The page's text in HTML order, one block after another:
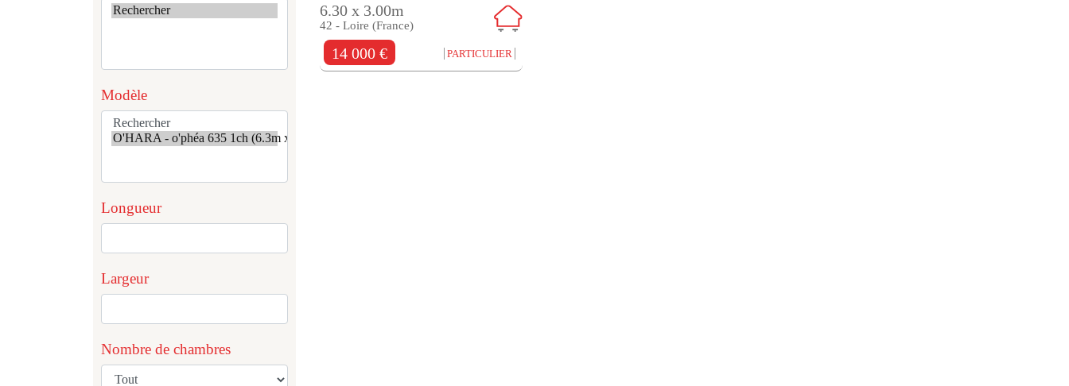
Modèle
Longueur
Largeur
Nombre de chambres
6.30 x 3.00m
42 - Loire (France)
14 000 € PARTICULIER